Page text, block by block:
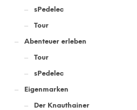
sPedelec
Tour
Abenteuer erleben
Tour
sPedelec
Eigenmarken
Der Knauthainer